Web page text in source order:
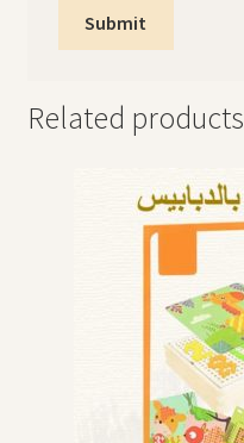
Related products